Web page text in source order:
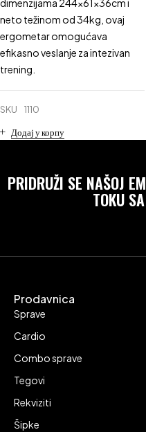
dimenzijama 244x61x36cm i
neto težinom od 34kg, ovaj
ergometar omogućava
efikasno veslanje za intezivan
trening.
SKU 1110
Додај у корпу
PRIDRUŽI SE NAŠOJ
TOKU
Prodavnica
Sprave
Cardio
Combo sprave
Tegovi
Rekviziti
Šipke